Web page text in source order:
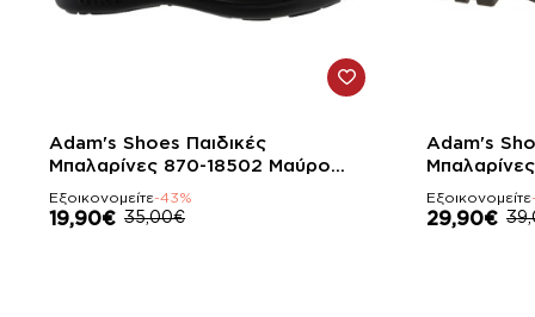
-43%
Adam's Shoes Παιδικές
Μπαλαρίνες 870-18502 Μαύρο
Λουστρίνι
Εξοικονομείτε-43%
19,90€ 35,00€
-23%
Adam's
Λουστρίνι
Εξοικονομείτε
29,90€